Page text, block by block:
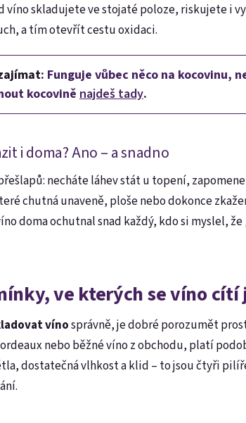
víno skladujete ve stojaté poloze, riskujete i
a tím otevřít cestu oxidaci.
: Funguje vůbec něco na kocovinu,
kocovině najdeš tady.
i doma? Ano – a snadno
necháte láhev stát u topení,
chutná unaveně, ploše nebo dokonce
doma ochutnal snad každý, kdo si myslel,
ve kterých se víno cítí
vínosprávně, je dobré porozumět
nebo běžné víno z obchodu, platí
dostatečná vlhkost a klid – to jsou čtyři